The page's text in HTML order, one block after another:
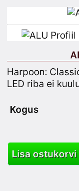
Facebooki
Otsing
Harpoon:
LED riba ei
Kogus
Lisa ostukorvi